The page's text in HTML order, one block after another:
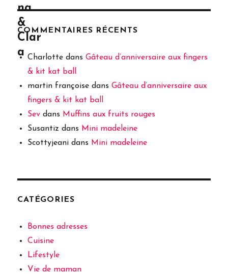
na
&
Clar
a
COMMENTAIRES RÉCENTS
Charlotte dansGâteau d’anniversaire aux fingers
& kit kat ball
martin françoise dansGâteau d’anniversaire aux
fingers & kit kat ball
Sev dans Muffins aux fruits rouges
Susantiz dans Mini madeleine
Scottyjeani dans Mini madeleine
CATÉGORIES
Bonnes adresses
Cuisine
Lifestyle
Vie de maman